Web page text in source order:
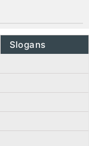
Slogans